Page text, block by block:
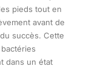
pieds tout en
avant de
succès. Cette
dans un état